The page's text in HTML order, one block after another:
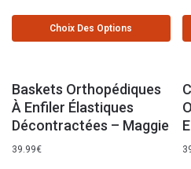
Choix Des Options
Baskets Orthopédiques
À Enfiler Élastiques
Décontractées – Maggie
39.99€